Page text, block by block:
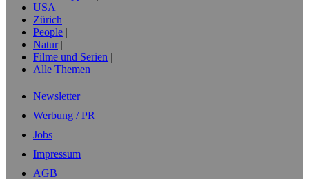
USA
Zürich
People
Natur
Filme und Serien
Alle Themen
Newsletter
Werbung / PR
Jobs
Impressum
AGB